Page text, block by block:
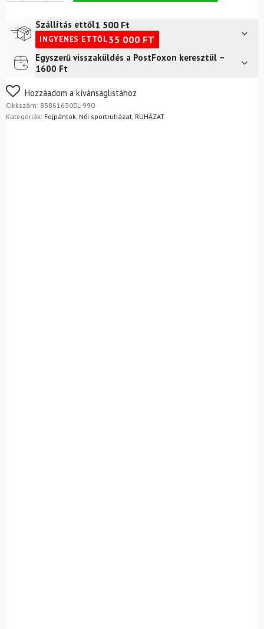
mennyiség
Szállítás ettől1 500 Ft
INGYENES ETTŐL35 000 FT
Futár a címre2 400
FoxPost
Egyszerű visszaküldés a PostFoxon keresztül –
1600 Ft
Nem biztos a választásában? Semmi gond – a terméket
egyszerűen visszaküldheti 14 napon belül, indoklás nélkül.
Mik a visszaküldés feltételei?
Hozzáadom a kívánságlistához
Cikkszám: 838616300L-990
Kategóriák: Fejpántok Női sportruházat RUHÁZAT